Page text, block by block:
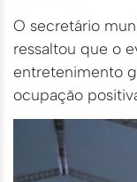
O secretário
ressaltou que o
entretenimento
ocupação